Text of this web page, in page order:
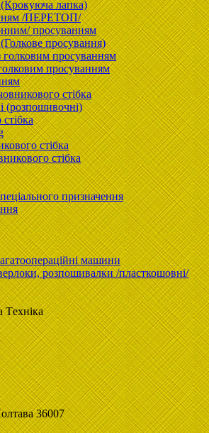
лапка)
/ПЕРЕТОП/
просуванням
просування)
просуванням
просуванням
стібка
(розпошивочні)
стібка
стібка
призначення
машини
розпошивалки /пласткошовні/
Тexнiка
36007